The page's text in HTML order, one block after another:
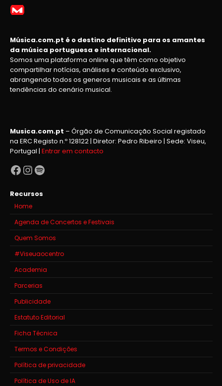
Música.com.pt é o destino definitivo para os amantes
da música portuguesa e internacional.
Somos uma plataforma online que têm como objetivo
compartilhar notícias, análises e conteúdo exclusivo,
abrangendo todos os generos musicais e as últimas
tendências do cenário musical.
Musica.com.pt – Órgão de Comunicação Social registado
na ERC Registo n.º 128122 | Diretor: Pedro Ribeiro | Sede: Viseu,
Portugal | Entrar em contacto
Facebook
Instagram
Spotify
Recursos
Home
Agenda de Concertos e Festivais
Quem Somos
#Viseuaocentro
Academia
Parcerias
Publicidade
Estatuto Editorial
Ficha Técnica
Termos e Condições
Política de privacidade
Política de Uso de IA